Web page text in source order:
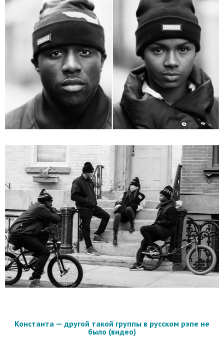
Константа — другой такой группы в русском рэпе не
было (видео)